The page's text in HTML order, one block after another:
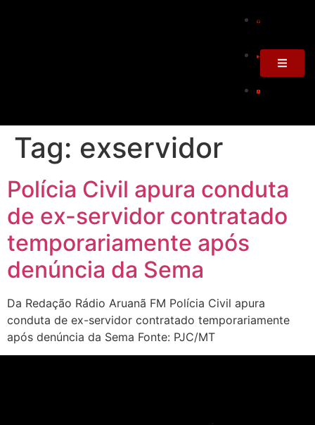
Tag: exservidor
Polícia Civil apura conduta
de ex-servidor contratado
temporariamente após
denúncia da Sema
Da Redação Rádio Aruanã FM Polícia Civil apura
conduta de ex-servidor contratado temporariamente
após denúncia da Sema Fonte: PJC/MT